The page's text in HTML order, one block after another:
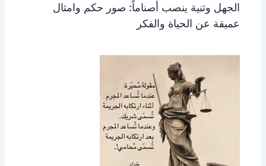
الجهل وثنية ينصب أصناماً: صور حكم وامثال
عميقة عن الحياة والفكر